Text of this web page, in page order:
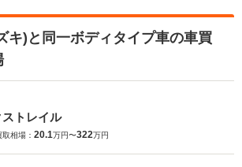
キ)と同一ボディタイプ車の車買
ストレイル
相場： 20.1万円〜322万円